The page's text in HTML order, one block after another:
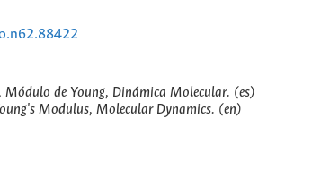
de Young, Dinámica Molecular. (es)
Modulus, Molecular Dynamics. (en)